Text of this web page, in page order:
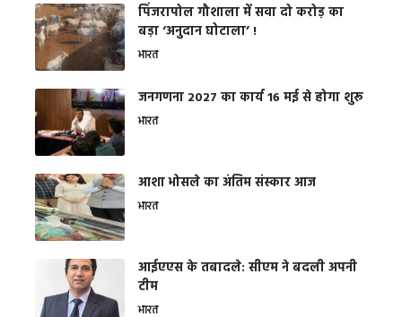
​पिंजरापोल गौशाला में सवा दो करोड़ का
बड़ा ‘अनुदान घोटाला’ !
भारत
जनगणना 2027 का कार्य 16 मई से होगा शुरू
भारत
आशा भोसले का अंतिम संस्कार आज
भारत
आईएएस के तबादले: सीएम ने बदली अपनी
टीम
भारत